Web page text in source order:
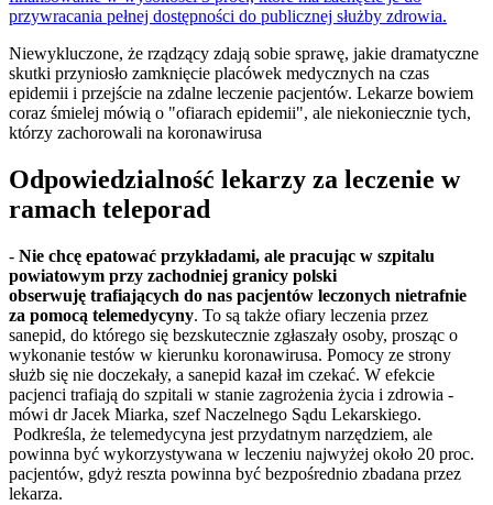
przywracania pełnej dostępności do publicznej służby zdrowia.
Niewykluczone, że rządzący zdają sobie sprawę, jakie dramatyczne
skutki przyniosło zamknięcie placówek medycznych na czas
epidemii i przejście na zdalne leczenie pacjentów. Lekarze bowiem
coraz śmielej mówią o "ofiarach epidemii", ale niekoniecznie tych,
którzy zachorowali na koronawirusa
Odpowiedzialność lekarzy za leczenie w
ramach teleporad
- Nie chcę epatować przykładami, ale pracując w szpitalu
powiatowym przy zachodniej granicy polski
obserwuję trafiających do nas pacjentów leczonych nietrafnie
za pomocą telemedycyny. To są także ofiary leczenia przez
sanepid, do którego się bezskutecznie zgłaszały osoby, prosząc o
wykonanie testów w kierunku koronawirusa. Pomocy ze strony
służb się nie doczekały, a sanepid kazał im czekać. W efekcie
pacjenci trafiają do szpitali w stanie zagrożenia życia i zdrowia -
mówi dr Jacek Miarka, szef Naczelnego Sądu Lekarskiego.
Podkreśla, że telemedycyna jest przydatnym narzędziem, ale
powinna być wykorzystywana w leczeniu najwyżej około 20 proc.
pacjentów, gdyż reszta powinna być bezpośrednio zbadana przez
lekarza.